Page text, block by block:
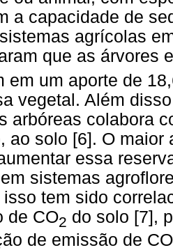
a capacidade de
agrícolas
que as árvores
em um aporte de
vegetal. Além
arbóreas colabora
ao solo [6]. O maior
essa
sistemas
isso tem sido
de CO2 do solo [7],
de emissão de CO